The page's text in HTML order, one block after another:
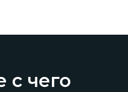
с чего